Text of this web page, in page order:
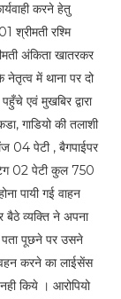
करने हेतु
श्रीमती रश्मि
अंकिता खातरकर
नेतृत्व में थाना पर दो
एवं मुखबिर द्वारा
गाडियो की तलाशी
04 पेटी , बैगपाईपर
02 पेटी कुल 750
पायी गई वाहन
बैठे व्यक्ति ने अपना
पता पूछने पर उसने
करने का लाईसेंस
किये । आरोपियो